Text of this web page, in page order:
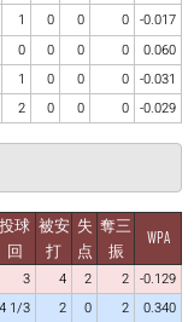
1 0 0 0 -0.017
0 0 0 0
0.060
1 0 0 0 -0.031
2 0 0 0 -0.029
投球
回
被安
打
失
点
奪三
振
WPA
3 4 2 2 -0.129
4 1/3 2 0 2
0.340